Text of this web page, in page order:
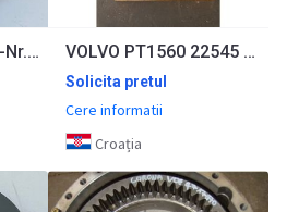
Liebherr Bremse ID-Nr.90204666. A924 HL, A924, LH30 C, LH30 M, LH35 M, LH35 MT, R922. #BR1652# VOLVO PT1560 22545 A25D, A30D
Solicita pretul
Cere informatii
Croația